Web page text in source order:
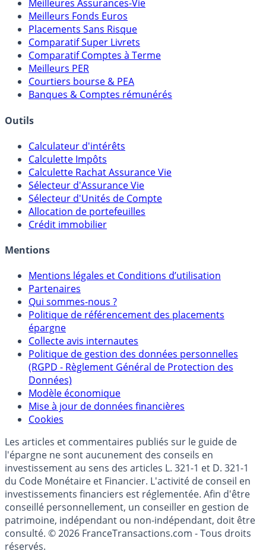
Meilleures Assurances-Vie
Meilleurs Fonds Euros
Placements Sans Risque
Comparatif Super Livrets
Comparatif Comptes à Terme
Meilleurs PER
Courtiers bourse & PEA
Banques & Comptes rémunérés
Outils
Calculateur d'intérêts
Calculette Impôts
Calculette Rachat Assurance Vie
Sélecteur d'Assurance Vie
Sélecteur d'Unités de Compte
Allocation de portefeuilles
Crédit immobilier
Mentions
Mentions légales et Conditions d’utilisation
Partenaires
Qui sommes-nous ?
Politique de référencement des placements
épargne
Collecte avis internautes
Politique de gestion des données personnelles
(RGPD - Règlement Général de Protection des
Données)
Modèle économique
Mise à jour de données financières
Cookies
Les articles et commentaires publiés sur le guide de
l'épargne ne sont aucunement des conseils en
investissement au sens des articles L. 321-1 et D. 321-1
du Code Monétaire et Financier. L'activité de conseil en
investissements financiers est réglementée. Afin d'être
conseillé personnellement, un conseiller en gestion de
patrimoine, indépendant ou non-indépendant, doit être
consulté. © 2026 FranceTransactions.com - Tous droits
réservés.